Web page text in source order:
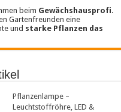
beim Gewächshausprofi.
Gartenfreunden eine
und starke Pflanzen das
Pflanzenlampe –
Leuchtstoffröhre, LED &